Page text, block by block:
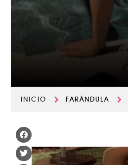
INICIO FARÁNDULA